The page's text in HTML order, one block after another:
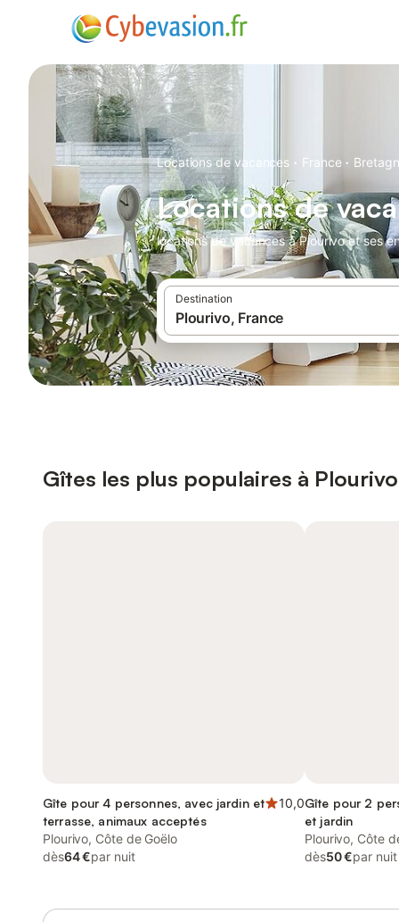
Locations de vacances · France ·
Locations de
locations de vacances à Plourivo et ses
Destination
Gîtes les plus populaires à Plourivo
Gîte pour 4 personnes, avec jardin et
terrasse, animaux acceptés
10,0
Plourivo, Côte de Goëlo
dès64 €par nuit
Gîte pour 2
et jardin
Plourivo, Côte
dès50 €par nuit